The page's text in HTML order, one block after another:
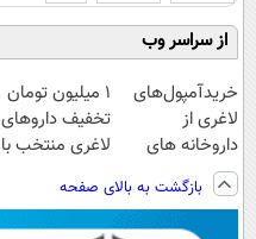
از سراسر وب
خریدآمپول‌های
لاغری از
داروخانه های
اطرافت، ارسال
فوری همراه با
پک یخ!
۱ میلیون تومان
تخفیف داروهای
لاغری منتخب با
داروخانه نزدیکتبازگشت به بالای صفحه